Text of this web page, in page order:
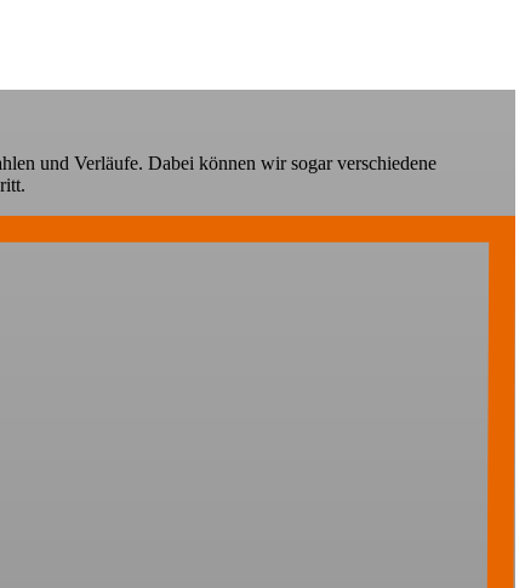
und Verläufe. Dabei können wir sogar verschiedene